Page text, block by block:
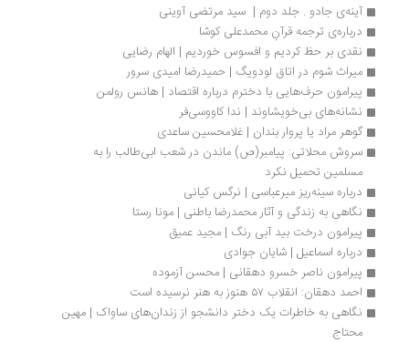
آینه‌ی جادو . جلد دوم |  سید مرتضی آوینی
درباره‌ی ترجمه قرآنِ محمدعلی کوشا
نقدی بر حظ کردیم و افسوس خوردیم | الهام رضایی
میراث شوم در اتاق لودویگ | حمیدرضا امیدی سرور
پیرامون حرف‌هایی با دخترم درباره اقتصاد | هانس رولمن
نشانه‌های بی‌خویشاوند | ندا کاووسی‌فر
گوهر مراد یا پروار بندان | غلامحسین ساعدی
سروش محلاتی: پیامبر(ص) ماندن در شعب ابی‌طالب را به
مسلمین تحمیل نکرد
درباره سینه‌ریز میرعباسی | نرگس کیانی
نگاهی به زندگی و آثار محمدرضا باطنی | مونا رستا
پیرامون درخت بید آبی رنگ | مجید عمیق
درباره اسماعیل | شایان جوادی
پیرامون ناصر خسرو دهقانی | محسن آزموده
احمد دهقان: انقلاب ۵۷ هنوز به هنر نرسیده است
نگاهی به خاطرات یک دختر دانشجو از زندان‌های ساواک | مهین